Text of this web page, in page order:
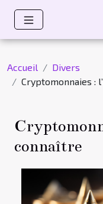
Accueil
Divers
Cryptomonnaies :
connaître